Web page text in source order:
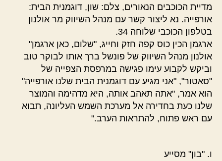
מדיית הכוכבים הנאורים, צלם: שון, דוגמנית הבית:
אורפייה. נא ליצור קשר עם מנהל השיווק מר אולנון
בטלפון הכוכבי שלוחה 34.
ארגמן הכין כוס קפה חזק וחייג, "שלום, כאן ארגמן"
אולנון מנהל השיווק של פונשל ברך אותו לבוקר טוב
וביקש לקבוע עימו פגישה במרפסת הצפייה של
"סאטור", "אני מגיע עם דוגמנית הבית שלנו אורפייה"
הוא אמר, "אתה תאהב אותה, היא מדהימה והמוצר
שלנו כעת בחדירה אל מערכת השמש העליונה, תבוא
עם ראש פתוח, להתראות הערב."
ו. "בון" מסייע